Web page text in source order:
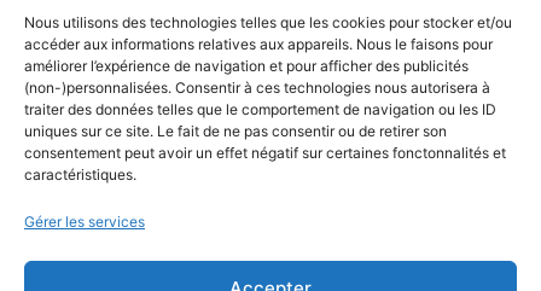
Nous utilisons des technologies telles que les cookies pour stocker et/ou
accéder aux informations relatives aux appareils. Nous le faisons pour
améliorer l’expérience de navigation et pour afficher des publicités
(non-)personnalisées. Consentir à ces technologies nous autorisera à
traiter des données telles que le comportement de navigation ou les ID
uniques sur ce site. Le fait de ne pas consentir ou de retirer son
consentement peut avoir un effet négatif sur certaines fonctonnalités et
caractéristiques.
Gérer les services
Formations
Newsletter
Équipe éditoriale
Politique éditoriale
Méthodologie de test
Transparence et affiliation
CritiquePlus dans les médias